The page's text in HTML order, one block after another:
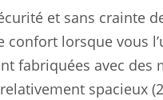
et sans crainte
lorsque vous
fabriquées avec
spacieux